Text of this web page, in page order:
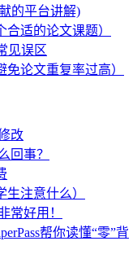
的平台讲解)
适的论文课题）
见误区
论文重复率过高）
改
回事？
注意什么）
常好用！
帮你读懂“零”背